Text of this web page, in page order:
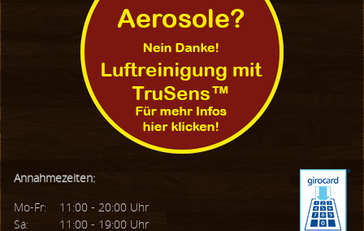
Annahmezeiten:
Mo-Fr:
11:00 - 20:00 Uhr
Sa:
11:00 - 19:00 Uhr